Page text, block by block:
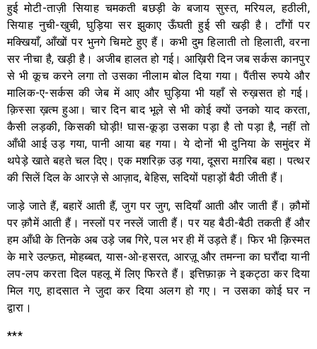
हुई मोटी-ताज़ी सियाह चमकती बछड़ी के बजाय सुस्त, मरियल, हठीली,
सियाह नुची-खुची, घुड़िया सर झुकाए ऊँघती हुई सी खड़ी है। टाँगों पर
मक्खियाँ, आँखों पर भुनगे चिमटे हुए हैं। कभी दुम हिलाती तो हिलाती, वरना
सर नीचा है, खड़ी है। अजीब हालत हो गई। आख़िरी दिन जब सर्कस कानपुर
से भी कूच करने लगा तो उसका नीलाम बोल दिया गया। पैंतीस रुपये और
मालिक-ए-सर्कस की जेब में आए और घुड़िया भी यहाँ से रुख़सत हो गई।
क़िस्सा ख़त्म हुआ। चार दिन बाद भूले से भी कोई क्यों उनको याद करता,
कैसी लड़की, किसकी घोड़ी! घास-कूड़ा उसका पड़ा है तो पड़ा है, नहीं तो
आँधी आई उड़ गया, पानी आया बह गया। ये दोनों भी दुनिया के समुंदर में
थपेड़े खाते बहते चल दिए। एक मशरिक़ उड़ गया, दूसरा मग़रिब बहा। पत्थर
की सिलें दिल के आरज़े से आज़ाद, बेहिस, सदियों पहाड़ों बैठी जीती हैं।
जाड़े जाते हैं, बहारें आती हैं, जुग पर जुग, सदियाँ आती और जाती हैं। क़ौमों
पर क़ौमें आती हैं। नस्लों पर नस्लें जाती हैं। पर यह बैठी-बैठी तकती हैं और
हम आँधी के तिनके अब उड़े जब गिरे, पल भर ही में उड़ते हैं। फिर भी क़िस्मत
के मारे उल्फ़त, मोहब्बत, यास-ओ-हसरत, आरज़ू और तमन्ना का घरौंदा यानी
लप-लप करता दिल पहलू में लिए फिरते हैं। इत्तिफ़ाक़ ने इकट्ठा कर दिया
मिल गए, हादसात ने जुदा कर दिया अलग हो गए। न उसका कोई घर न
द्वारा।
***